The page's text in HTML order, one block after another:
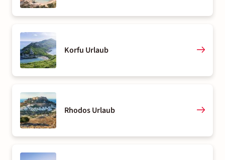
Korfu Urlaub
Rhodos Urlaub